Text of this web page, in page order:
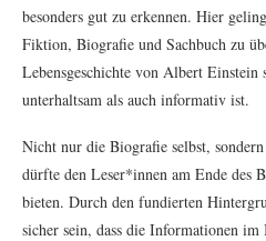
besonders gut zu erkennen. Hier
Fiktion, Biografie und Sachbuch zu
Lebensgeschichte von Albert Einstein
unterhaltsam als auch informativ ist.
Nicht nur die Biografie selbst,
dürfte den Leser*innen am Ende des
bieten. Durch den fundierten
sicher sein, dass die Informationen